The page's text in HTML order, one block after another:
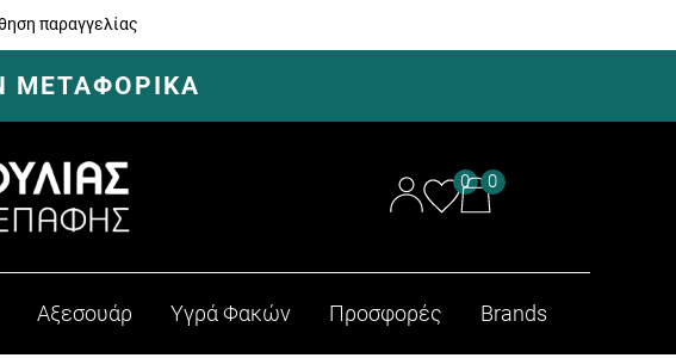
παραγγελίας
ΜΕΤΑΦΟΡΙΚΑ
0 0
Αξεσουάρ Υγρά Φακών Προσφορές Brands